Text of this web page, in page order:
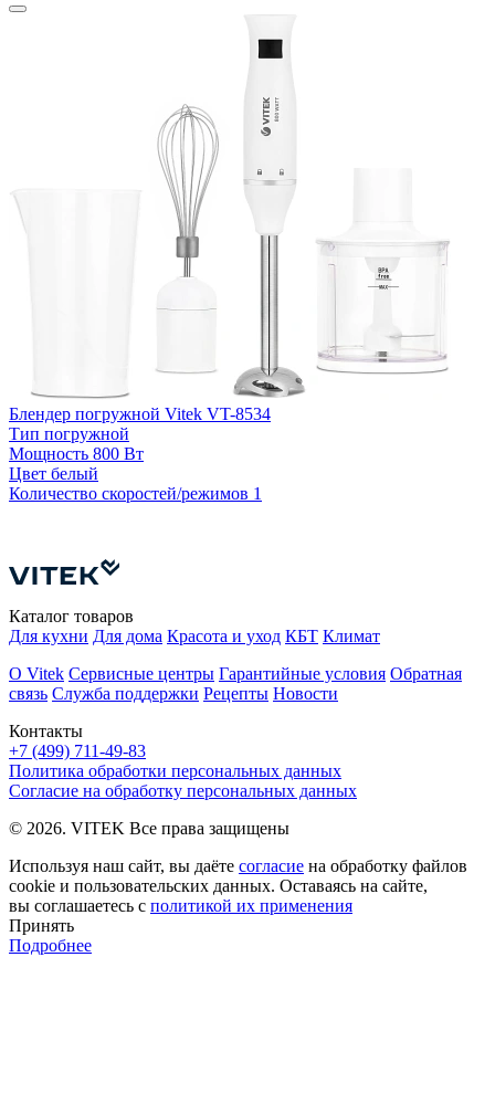
Блендер погружной Vitek VT-8534
Тип погружной
Мощность 800 Вт
Цвет белый
Количество скоростей/режимов 1
Контакты
+7 (499) 711-49-83
Каталог товаров
Для кухни Для дома Красота и уход КБТ Климат
О Vitek Сервисные центры Гарантийные условия Обратная
связь Служба поддержки Рецепты Новости
Политика обработки персональных данных
Согласие на обработку персональных данных
© 2026. VITEK Все права защищены
Используя наш сайт, вы даёте согласие на обработку файлов
cookie и пользовательских данных. Оставаясь на сайте,
вы соглашаетесь с политикой их применения
Принять
Подробнее